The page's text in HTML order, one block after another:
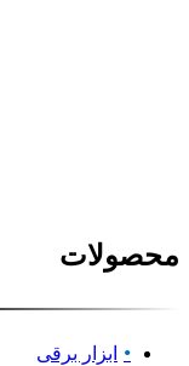
محصولات
ابزار برقی